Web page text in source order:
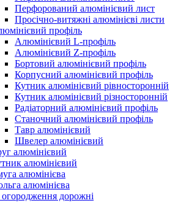
Перфорований алюмінієвий лист
Просічно-витяжні алюмінієві листи
профіль
Алюмінієвий L-профіль
Алюмінієвий Z-профіль
Бортовий алюмінієвий профіль
Корпусний алюмінієвий профіль
Кутник алюмінієвий рівносторонній
Кутник алюмінієвий різносторонній
Радіаторний алюмінієвий профіль
Станочний алюмінієвий профіль
Тавр алюмінієвий
Швелер алюмінієвий
алюмінієвий
алюмінієвий
алюмінієва
алюмінієва
огородження дорожні